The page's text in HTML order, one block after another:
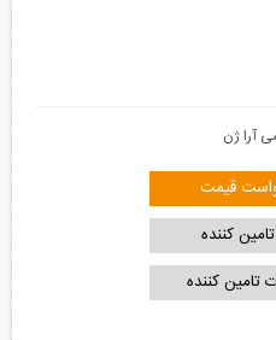
آرا ژن
قیمت
کننده
کننده